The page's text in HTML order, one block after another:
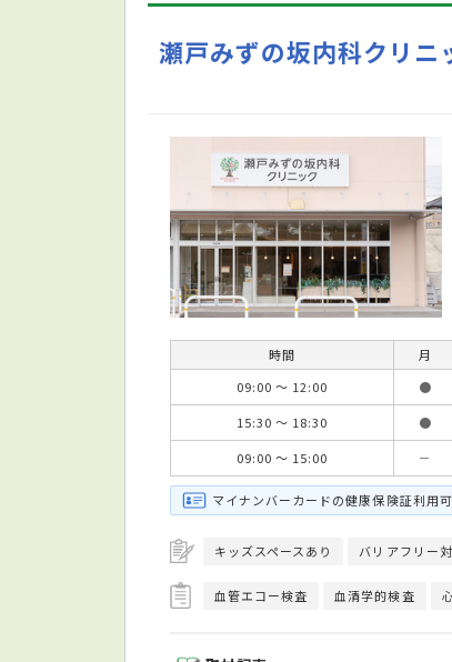
瀬戸みずの坂内科クリニ
時間 月
09:00 ～ 12:00
●
15:30 ～ 18:30
●
09:00 ～ 15:00
－
マイナンバーカードの健康保険証利用
キッズスペースあり バリアフリー
血管エコー検査 血清学的検査